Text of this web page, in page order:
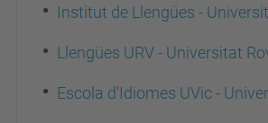
Institut de Llengües -
Llengües URV - Universitat
Escola d'Idiomes UVic -